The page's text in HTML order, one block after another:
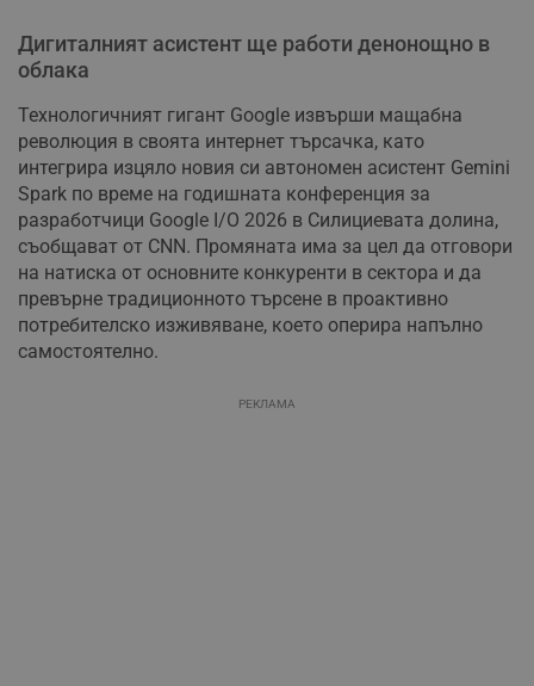
Дигиталният асистент ще работи денонощно в
облака
Технологичният гигант Google извърши мащабна
революция в своята интернет търсачка, като
интегрира изцяло новия си автономен асистент Gemini
Spark по време на годишната конференция за
разработчици Google I/O 2026 в Силициевата долина,
съобщават от CNN. Промяната има за цел да отговори
на натиска от основните конкуренти в сектора и да
превърне традиционното търсене в проактивно
потребителско изживяване, което оперира напълно
самостоятелно.
РЕКЛАМА